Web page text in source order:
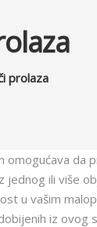
prolaza
omogućava da
jednog ili više
u vašim
iz ovog